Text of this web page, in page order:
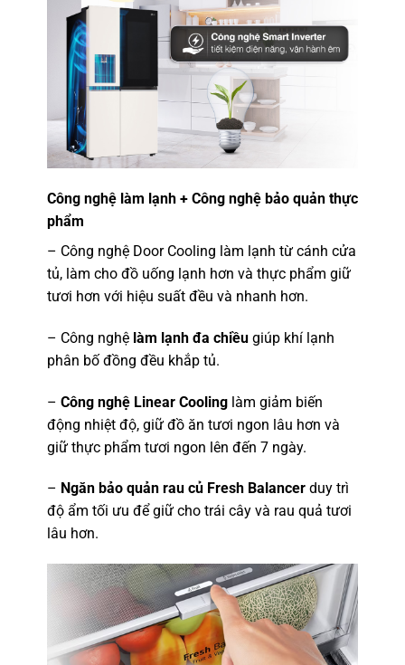
Công nghệ làm lạnh + Công nghệ bảo quản thực
phẩm
– Công nghệ Door Cooling làm lạnh từ cánh cửa
tủ, làm cho đồ uống lạnh hơn và thực phẩm giữ
tươi hơn với hiệu suất đều và nhanh hơn.
– Công nghệ làm lạnh đa chiềugiúp khí lạnh
phân bố đồng đều khắp tủ.
– Công nghệ Linear Coolinglàm giảm biến
động nhiệt độ, giữ đồ ăn tươi ngon lâu hơn và
giữ thực phẩm tươi ngon lên đến 7 ngày.
– Ngăn bảo quản rau củ Fresh Balancerduy trì
độ ẩm tối ưu để giữ cho trái cây và rau quả tươi
lâu hơn.